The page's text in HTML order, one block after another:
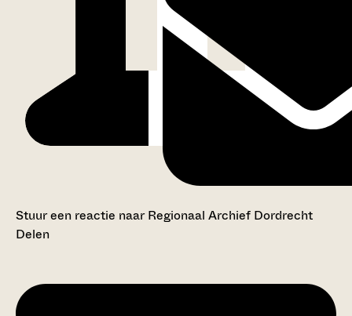
Stuur een reactie naar Regionaal Archief Dordrecht
Delen